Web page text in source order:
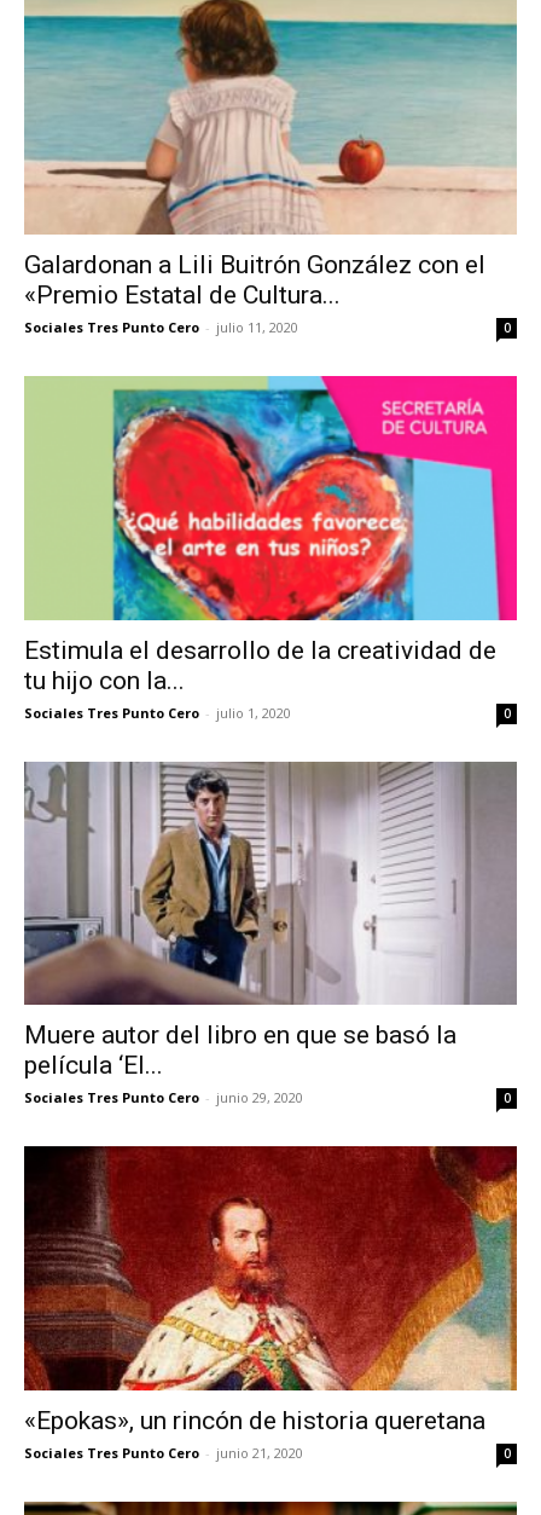
Galardonan a Lili Buitrón González con el
«Premio Estatal de Cultura...
Sociales Tres Punto Cero - julio 11, 2020 0
Estimula el desarrollo de la creatividad de
tu hijo con la...
Sociales Tres Punto Cero - julio 1, 2020 0
Muere autor del libro en que se basó la
película ‘El...
Sociales Tres Punto Cero - junio 29, 2020 0
«Epokas», un rincón de historia queretana
Sociales Tres Punto Cero - junio 21, 2020 0